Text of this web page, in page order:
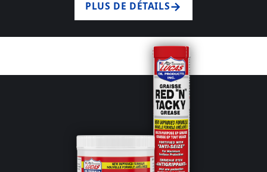
PLUS DE DÉTAILS